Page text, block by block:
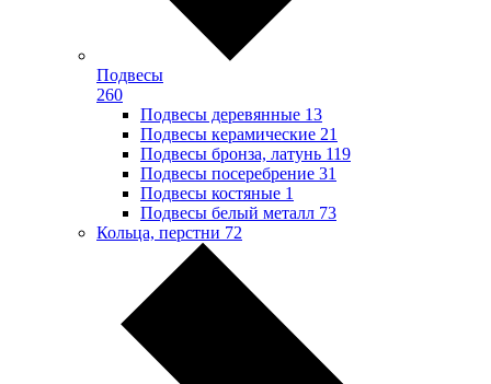
Подвесы
260
Подвесы деревянные 13
Подвесы керамические 21
Подвесы бронза, латунь 119
Подвесы посеребрение 31
Подвесы костяные 1
Подвесы белый металл 73
Кольца, перстни 72